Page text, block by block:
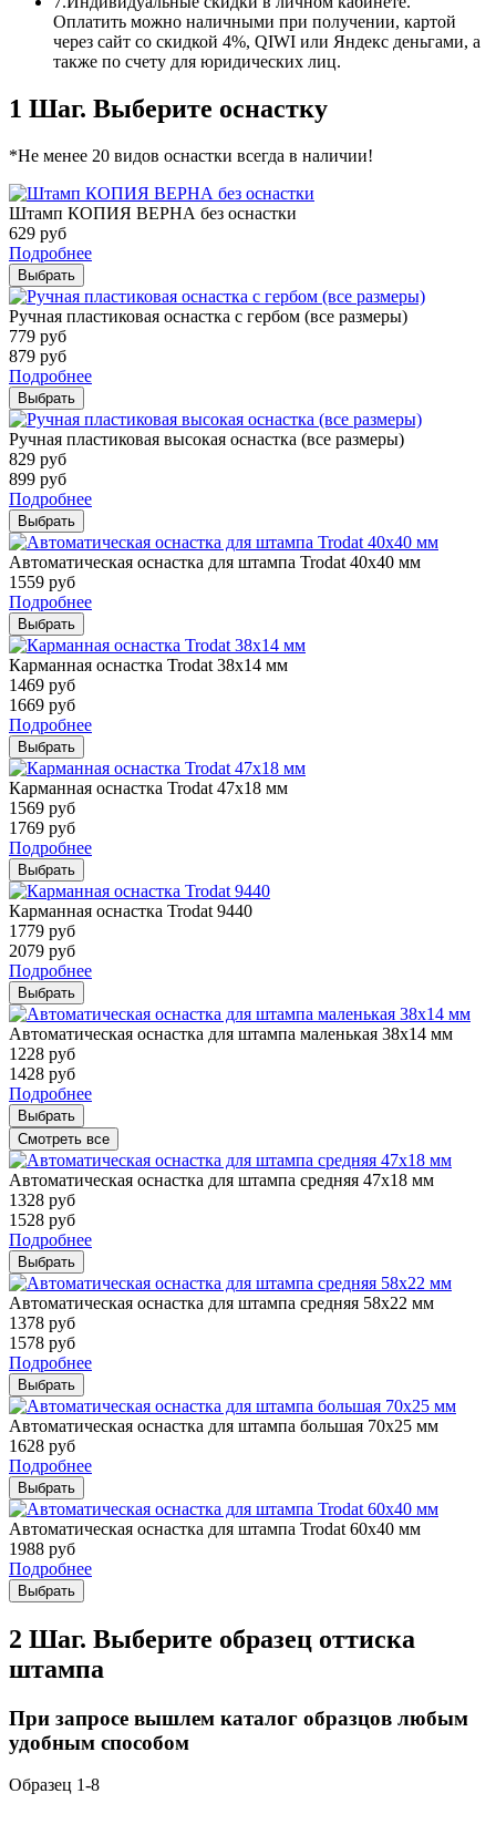
Оплатить можно наличными при получении, картой
через сайт со скидкой 4%, QIWI или Яндекс деньгами, а
также по счету для юридических лиц.
1 Шаг. Выберите оснастку
*Не менее 20 видов оснастки всегда в наличии!
Штамп КОПИЯ ВЕРНА без оснастки
629 руб
Подробнее
Выбрать
Ручная пластиковая оснастка с гербом (все размеры)
779 руб
879 руб
Подробнее
Выбрать
Ручная пластиковая высокая оснастка (все размеры)
829 руб
899 руб
Подробнее
Выбрать
Автоматическая оснастка для штампа Trodat 40х40 мм
1559 руб
Подробнее
Выбрать
Карманная оснастка Trodat 38х14 мм
1469 руб
1669 руб
Подробнее
Выбрать
Карманная оснастка Trodat 47х18 мм
1569 руб
1769 руб
Подробнее
Выбрать
Карманная оснастка Trodat 9440
1779 руб
2079 руб
Подробнее
Выбрать
Автоматическая оснастка для штампа маленькая 38х14 мм
1228 руб
1428 руб
Подробнее
Выбрать
Смотреть все
Автоматическая оснастка для штампа средняя 47х18 мм
1328 руб
1528 руб
Подробнее
Выбрать
Автоматическая оснастка для штампа средняя 58х22 мм
1378 руб
1578 руб
Подробнее
Выбрать
Автоматическая оснастка для штампа большая 70х25 мм
1628 руб
Подробнее
Выбрать
Автоматическая оснастка для штампа Trodat 60х40 мм
1988 руб
Подробнее
Выбрать
2 Шаг. Выберите образец оттиска
штампа
При запросе вышлем каталог образцов любым
удобным способом
Образец 1-8